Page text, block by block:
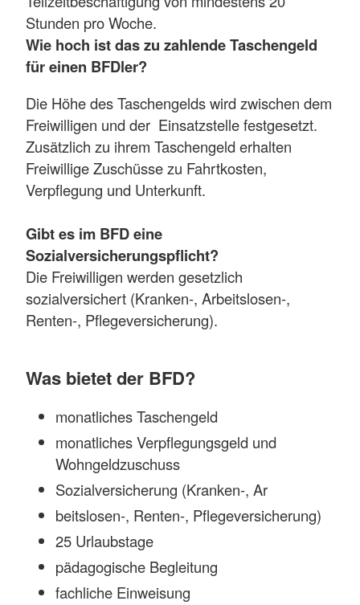
Stunden pro Woche.
Wie hoch ist das zu zahlende Taschengeld
für einen BFDler?
Die Höhe des Taschengelds wird zwischen dem
Freiwilligen und der Einsatzstelle festgesetzt.
Zusätzlich zu ihrem Taschengeld erhalten
Freiwillige Zuschüsse zu Fahrtkosten,
Verpflegung und Unterkunft.
Gibt es im BFD eine
Sozialversicherungspflicht?
Die Freiwilligen werden gesetzlich
sozialversichert (Kranken-, Arbeitslosen-,
Renten-, Pflegeversicherung).
Was bietet der BFD?
monatliches Taschengeld
monatliches Verpflegungsgeld und
Wohngeldzuschuss
Sozialversicherung (Kranken-, Ar
beitslosen-, Renten-, Pflegeversicherung)
25 Urlaubstage
pädagogische Begleitung
fachliche Einweisung